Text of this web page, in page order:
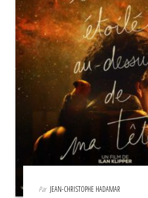
Par JEAN-CHRISTOPHE HADAMAR